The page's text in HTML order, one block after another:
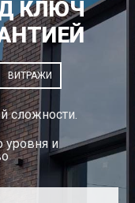
КЛЮЧ
ВИТРАЖИ
сложности.
уровня и